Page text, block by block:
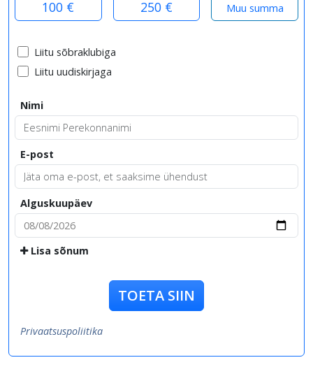
100 € 250 €
Liitu sõbraklubiga
Liitu uudiskirjaga
Nimi
E-post
Alguskuupäev
Lisa sõnum
TOETA SIIN
Privaatsuspoliitika